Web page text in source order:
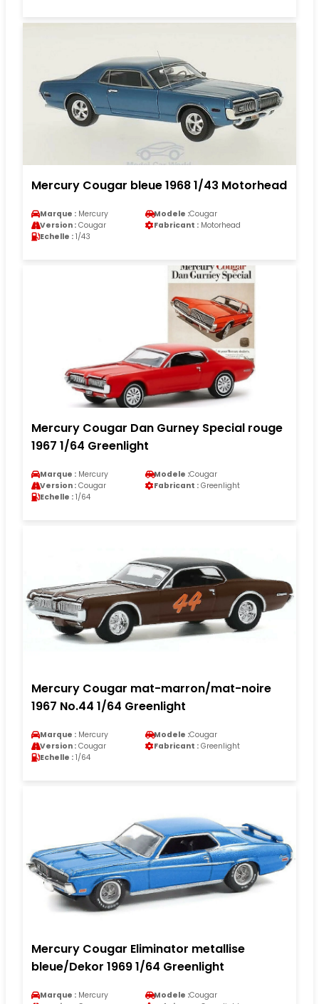
Mercury Cougar bleue 1968 1/43 Motorhead
Marque : Mercury Modele :Cougar
Version : Cougar Fabricant : Motorhead
Echelle : 1/43
Mercury Cougar Dan Gurney Special rouge
1967 1/64 Greenlight
Marque : Mercury Modele :Cougar
Version : Cougar Fabricant : Greenlight
Echelle : 1/64
Mercury Cougar mat-marron/mat-noire
1967 No.44 1/64 Greenlight
Marque : Mercury Modele :Cougar
Version : Cougar Fabricant : Greenlight
Echelle : 1/64
Mercury Cougar Eliminator metallise
bleue/Dekor 1969 1/64 Greenlight
Marque : Mercury Modele :Cougar